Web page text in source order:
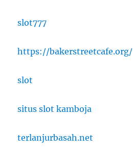
slot777
https://bakerstreetcafe.org/
slot
situs slot kamboja
terlanjurbasah.net